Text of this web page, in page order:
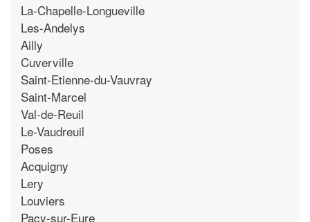
La-Chapelle-Longueville
Les-Andelys
Ailly
Cuverville
Saint-Etienne-du-Vauvray
Saint-Marcel
Val-de-Reuil
Le-Vaudreuil
Poses
Acquigny
Lery
Louviers
Pacy-sur-Eure